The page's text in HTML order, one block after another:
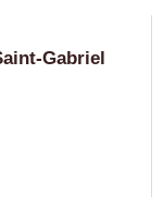
Gabriel